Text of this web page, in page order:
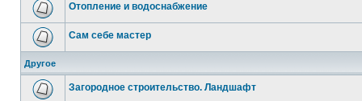
Отопление и водоснабжение
Сам себе мастер
Другое
Загородное строительство. Ландшафт